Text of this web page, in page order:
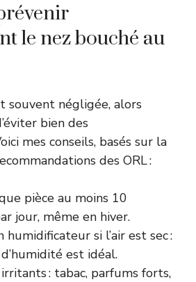
le nez bouché au
souvent négligée, alors
bien des
mes conseils, basés sur la
des ORL :
pièce au moins 10
jour, même en hiver.
humidificateur si l’air est sec :
est idéal.
: tabac, parfums forts,